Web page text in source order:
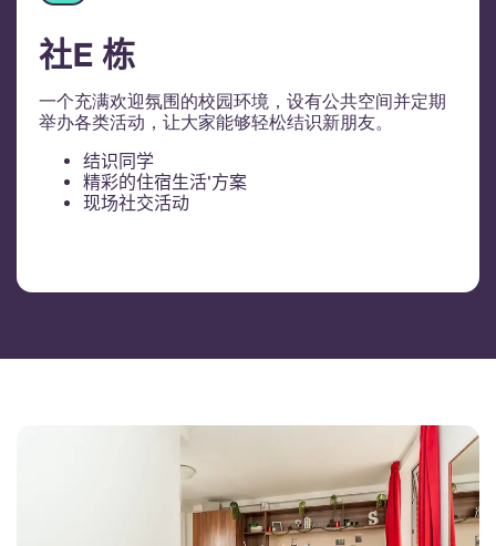
社E 栋
一个充满欢迎氛围的校园环境，设有公共空间并定期
举办各类活动，让大家能够轻松结识新朋友。
结识同学
精彩的住宿生活'方案
现场社交活动